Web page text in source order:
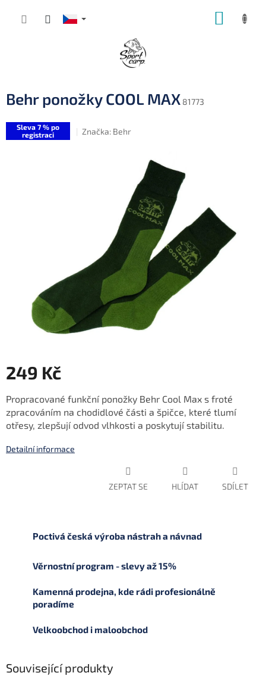
Behr ponožky COOL MAX 81773
Sleva 7 % po
registraci
Značka: Behr
249 Kč
cena:
Propracované funkční ponožky Behr Cool Max s froté
zpracováním na chodidlové části a špičce, které tlumí
otřesy, zlepšují odvod vlhkosti a poskytují stabilitu.
Detailní informace
ZEPTAT SE HLÍDAT SDÍLET
Poctivá česká výroba nástrah a návnad
Věrnostní program - slevy až 15%
Kamenná prodejna, kde rádi profesionálně
poradíme
Velkoobchod i maloobchod
Související produkty